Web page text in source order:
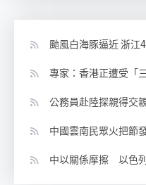
颱風白海豚逼近 浙江
專家：香港正遭受「
公務員赴陸探親得交
中國雲南民眾火把
中以關係摩擦 以色